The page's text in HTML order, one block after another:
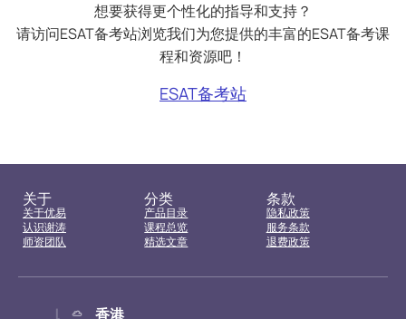
想要获得更个性化的指导和支持？
请访问ESAT备考站浏览我们为您提供的丰富的ESAT备考课
程和资源吧！
ESAT备考站
关于
关于优易
认识谢涛
师资团队
分类
产品目录
课程总览
精选文章
条款
隐私政策
服务条款
退费政策
香港